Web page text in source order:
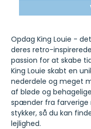
Opdag King Louie -
deres retro-
passion for at skabe
King Louie skabt en
nederdele og meget
af bløde og
spænder fra farverige
stykker, så du kan
lejlighed.